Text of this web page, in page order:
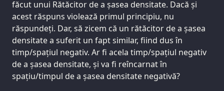
făcut unui Rătăcitor de a șasea densitate. Dacă și
acest răspuns violează primul principiu, nu
răspundeți. Dar, să zicem că un rătăcitor de a șasea
densitate a suferit un fapt similar, fiind dus în
timp/spațiul negativ. Ar fi acela timp/spațiul negativ
de a șasea densitate, și va fi reîncarnat în
spațiu/timpul de a șasea densitate negativă?